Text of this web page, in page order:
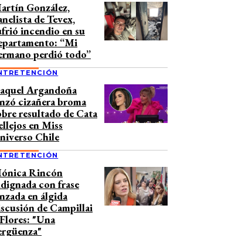
González,
de Tevex,
incendio en su
“Mi
perdió todo”
Argandoña
cizañera broma
resultado de Cata
en Miss
Chile
Rincón
con frase
en álgida
de Campillai
"Una